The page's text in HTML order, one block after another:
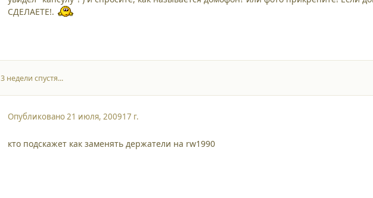
СДЕЛАЕТЕ!.
3 недели спустя...
Опубликовано21 июля, 200917 г.
кто подскажет как заменять держатели на rw1990